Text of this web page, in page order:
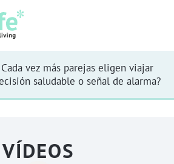
Cada vez más parejas eligen viajar
saludable o señal de alarma?
VÍDEOS